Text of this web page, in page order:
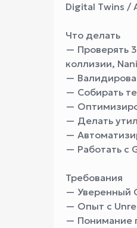
Digital Twins /
Что делать
— Проверять
коллизии,
—
— Собирать
—
— Делать
—
— Работать с
Требования
— Уверенный
— Опыт с
— Понимание